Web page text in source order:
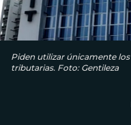
Piden utilizar únicamente
tributarias. Foto: Gentileza